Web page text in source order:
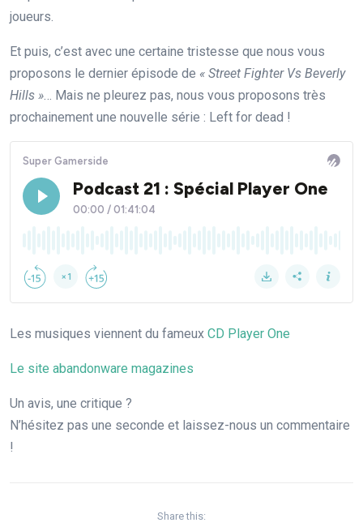
joueurs.
Et puis, c’est avec une certaine tristesse que nous vous
proposons le dernier épisode de « Street Fighter Vs Beverly
Hills »… Mais ne pleurez pas, nous vous proposons très
prochainement une nouvelle série : Left for dead !
Les musiques viennent du fameux CD Player One
Le site abandonware magazines
Un avis, une critique ?
N’hésitez pas une seconde et laissez-nous un commentaire
!
Share this: